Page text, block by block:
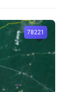
78221